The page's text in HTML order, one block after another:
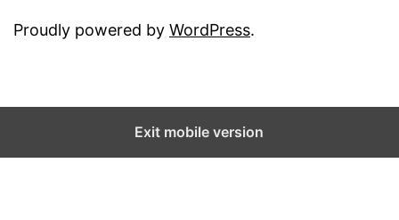
Proudly powered by WordPress.
Exit mobile version